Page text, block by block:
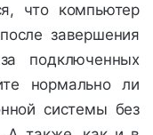
что компьютер
завершения
подключенных
нормально ли
системы без